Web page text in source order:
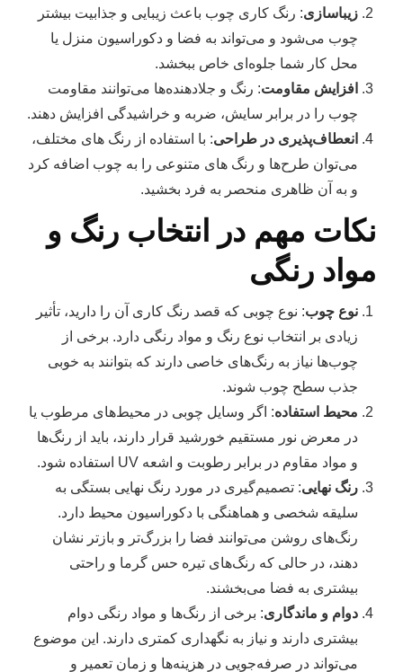
زیباسازی: رنگ کاری چوب باعث زیبایی و جذابیت بیشتر
چوب می‌شود و می‌تواند به فضا و دکوراسیون منزل یا
محل کار شما جلوه‌ای خاص ببخشد.
افزایش مقاومت: رنگ و جلادهنده‌ها می‌توانند مقاومت
چوب را در برابر سایش، ضربه و خراشیدگی افزایش دهند.
انعطاف‌پذیری در طراحی: با استفاده از رنگ‌ های مختلف،
می‌توان طرح‌ها و رنگ‌ های متنوعی را به چوب اضافه کرد
و به آن ظاهری منحصر به فرد بخشید.
نکات مهم در انتخاب رنگ و
مواد رنگی
نوع چوب: نوع چوبی که قصد رنگ‌ کاری آن را دارید، تأثیر
زیادی بر انتخاب نوع رنگ و مواد رنگی دارد. برخی از
چوب‌ها نیاز به رنگ‌های خاصی دارند که بتوانند به خوبی
جذب سطح چوب شوند.
محیط استفاده: اگر وسایل چوبی در محیط‌های مرطوب یا
در معرض نور مستقیم خورشید قرار دارند، باید از رنگ‌ها
و مواد مقاوم در برابر رطوبت و اشعه UV استفاده شود.
رنگ نهایی: تصمیم‌گیری در مورد رنگ نهایی بستگی به
سلیقه شخصی و هماهنگی با دکوراسیون محیط دارد.
رنگ‌های روشن می‌توانند فضا را بزرگ‌تر و بازتر نشان
دهند، در حالی که رنگ‌های تیره حس گرما و راحتی
بیشتری به فضا می‌بخشند.
دوام و ماندگاری: برخی از رنگ‌ها و مواد رنگی دوام
بیشتری دارند و نیاز به نگهداری کمتری دارند. این موضوع
می‌تواند در صرفه‌جویی در هزینه‌ها و زمان تعمیر و